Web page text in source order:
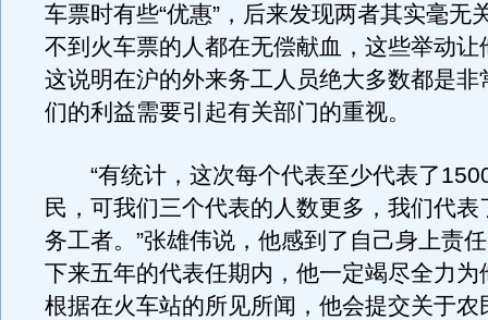
车票时有些“优惠”，后来发现两者其实毫无
不到火车票的人都在无偿献血，这些举动让
这说明在沪的外来务工人员绝大多数都是非
们的利益需要引起有关部门的重视。
“有统计，这次每个代表至少代表了
民，可我们三个代表的人数更多，我们代表
务工者。”张雄伟说，他感到了自己身上责
下来五年的代表任期内，他一定竭尽全力为
根据在火车站的所见所闻，他会提交关于农